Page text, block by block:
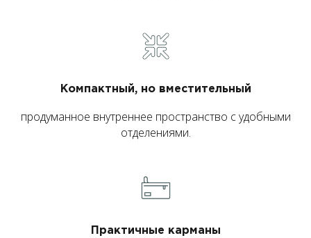
Компактный, но вместительный
продуманное внутреннее пространство с удобными
отделениями.
Практичные карманы